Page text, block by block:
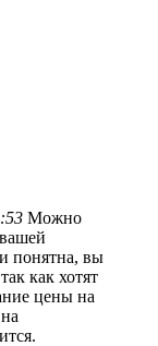
Можно
понятна, вы
как хотят
цены на